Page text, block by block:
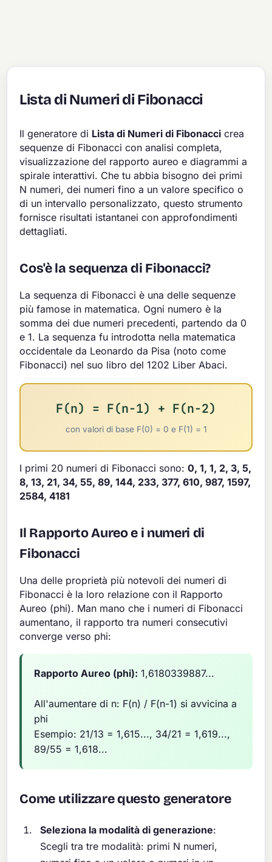
Lista di Numeri di Fibonacci
Il generatore di Lista di Numeri di Fibonacci crea
sequenze di Fibonacci con analisi completa,
visualizzazione del rapporto aureo e diagrammi a
spirale interattivi. Che tu abbia bisogno dei primi
N numeri, dei numeri fino a un valore specifico o
di un intervallo personalizzato, questo strumento
fornisce risultati istantanei con approfondimenti
dettagliati.
Cos'è la sequenza di Fibonacci?
La sequenza di Fibonacci è una delle sequenze
più famose in matematica. Ogni numero è la
somma dei due numeri precedenti, partendo da 0
e 1. La sequenza fu introdotta nella matematica
occidentale da Leonardo da Pisa (noto come
Fibonacci) nel suo libro del 1202 Liber Abaci.
F(n) = F(n-1) + F(n-2)
con valori di base F(0) = 0 e F(1) = 1
I primi 20 numeri di Fibonacci sono:0, 1, 1, 2, 3, 5,
8, 13, 21, 34, 55, 89, 144, 233, 377, 610, 987, 1597,
2584, 4181
Il Rapporto Aureo e i numeri di
Fibonacci
Una delle proprietà più notevoli dei numeri di
Fibonacci è la loro relazione con il Rapporto
Aureo (phi). Man mano che i numeri di Fibonacci
aumentano, il rapporto tra numeri consecutivi
converge verso phi:
Rapporto Aureo (phi): 1,6180339887...
All'aumentare di n: F(n) / F(n-1) si avvicina a
phi
Esempio: 21/13 = 1,615..., 34/21 = 1,619...,
89/55 = 1,618...
Come utilizzare questo generatore
Seleziona la modalità di generazione:
Scegli tra tre modalità: primi N numeri,